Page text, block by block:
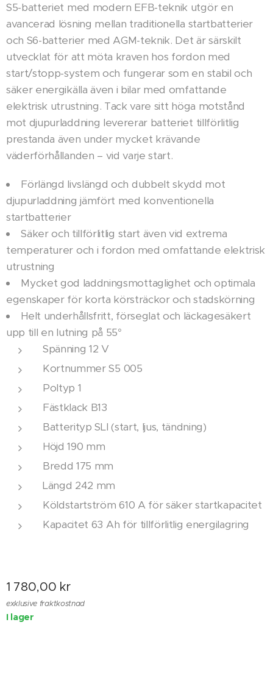
S5-batteriet med modern EFB-teknik utgör en
avancerad lösning mellan traditionella startbatterier
och S6-batterier med AGM-teknik. Det är särskilt
utvecklat för att möta kraven hos fordon med
start/stopp-system och fungerar som en stabil och
säker energikälla även i bilar med omfattande
elektrisk utrustning. Tack vare sitt höga motstånd
mot djupurladdning levererar batteriet tillförlitlig
prestanda även under mycket krävande
väderförhållanden – vid varje start.
Förlängd livslängd och dubbelt skydd mot
djupurladdning jämfört med konventionella
startbatterier
Säker och tillförlitlig start även vid extrema
temperaturer och i fordon med omfattande elektrisk
utrustning
Mycket god laddningsmottaglighet och optimala
egenskaper för korta körsträckor och stadskörning
Helt underhållsfritt, förseglat och läckagesäkert
upp till en lutning på 55°
Spänning 12 V
Kortnummer S5 005
Poltyp 1
Fästklack B13
Batterityp SLI (start, ljus, tändning)
Höjd 190 mm
Bredd 175 mm
Längd 242 mm
Köldstartström 610 A för säker startkapacitet
Kapacitet 63 Ah för tillförlitlig energilagring
1 780,00 kr
exklusive fraktkostnad
I lager